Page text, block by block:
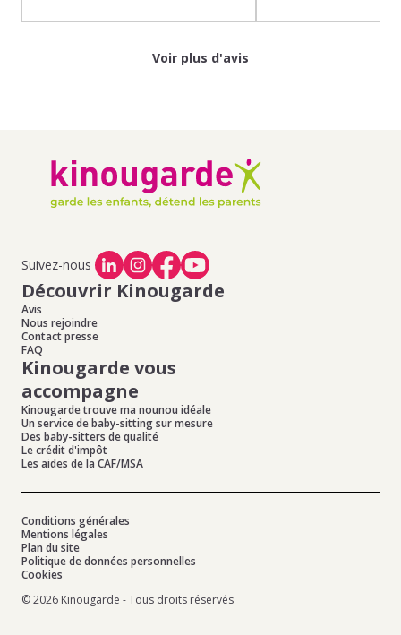
Voir plus d'avis
Suivez-nous
Découvrir Kinougarde
Avis
Nous rejoindre
Contact presse
FAQ
Kinougarde vous
accompagne
Kinougarde trouve ma nounou idéale
Un service de baby-sitting sur mesure
Des baby-sitters de qualité
Le crédit d'impôt
Les aides de la CAF/MSA
Conditions générales
Mentions légales
Plan du site
Politique de données personnelles
Cookies
© 2026 Kinougarde - Tous droits réservés